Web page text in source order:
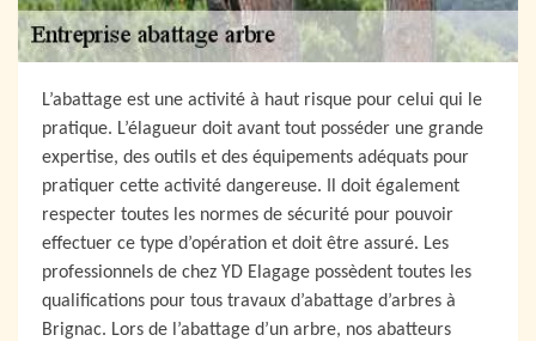
L’abattage est une activité à haut risque pour celui qui le
pratique. L’élagueur doit avant tout posséder une grande
expertise, des outils et des équipements adéquats pour
pratiquer cette activité dangereuse. Il doit également
respecter toutes les normes de sécurité pour pouvoir
effectuer ce type d’opération et doit être assuré. Les
professionnels de chez YD Elagage possèdent toutes les
qualifications pour tous travaux d’abattage d’arbres à
Brignac. Lors de l’abattage d’un arbre, nos abatteurs